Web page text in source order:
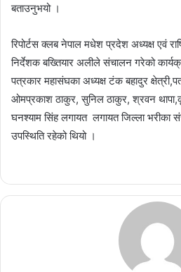
बताउनुभयो ।
रिपोर्टस क्लब नेपाल मधेश प्रदेश अध्यक्ष एवं
निर्देशक बख्तियार अलीले संचालन गरेको
पत्रकार महासंघका अध्यक्ष टंक बहादुर
ओमप्रकाश ठाकुर, सुनिल ठाकुर, श्रवन
घनश्याम सिंह लगायत लगायत जिल्ला भरीका
उपस्थिति रहेको थियो ।